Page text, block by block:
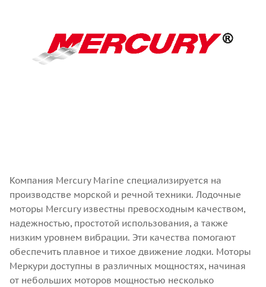
Компания Mercury Marine специализируется на
производстве морской и речной техники. Лодочные
моторы Mercury известны превосходным качеством,
надежностью, простотой использования, а также
низким уровнем вибрации. Эти качества помогают
обеспечить плавное и тихое движение лодки. Моторы
Меркури доступны в различных мощностях, начиная
от небольших моторов мощностью несколько